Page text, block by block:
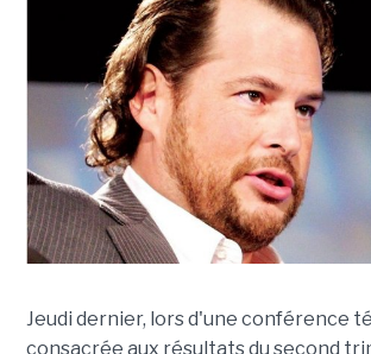
Jeudi dernier, lors d'une conférence
consacrée aux résultats du second